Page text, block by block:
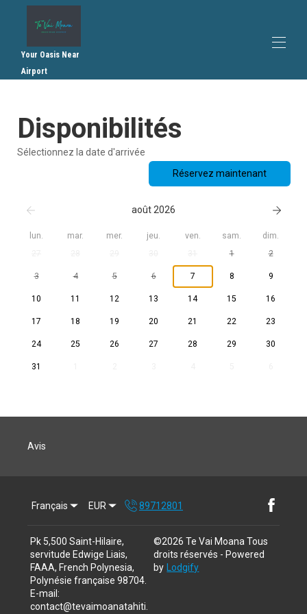
Your Oasis Near
Airport
Vue d'ensemble
Plan
Galerie
Tarifs
Disponibilités
Recommandations
Contact
Conditions générales de vente
Disponibilités
Sélectionnez la date d'arrivée
Réservez maintenant
août 2026
lun. mar. mer. jeu. ven. sam.
dim.
1 2
3 4 5 6 7 8 9
10 11 12 13 14 15 16
17 18 19 20 21 22 23
24 25 26 27 28 29 30
31
Avis
Français EUR 89712801
Pk 5,500 Saint-Hilaire,
servitude Edwige Liais,
FAAA, French Polynesia,
Polynésie française 98704
E-mail :
contact@tevaimoanatahiti.
©2026 Te Vai Moana Tous
droits réservés - Powered
by
Lodgify